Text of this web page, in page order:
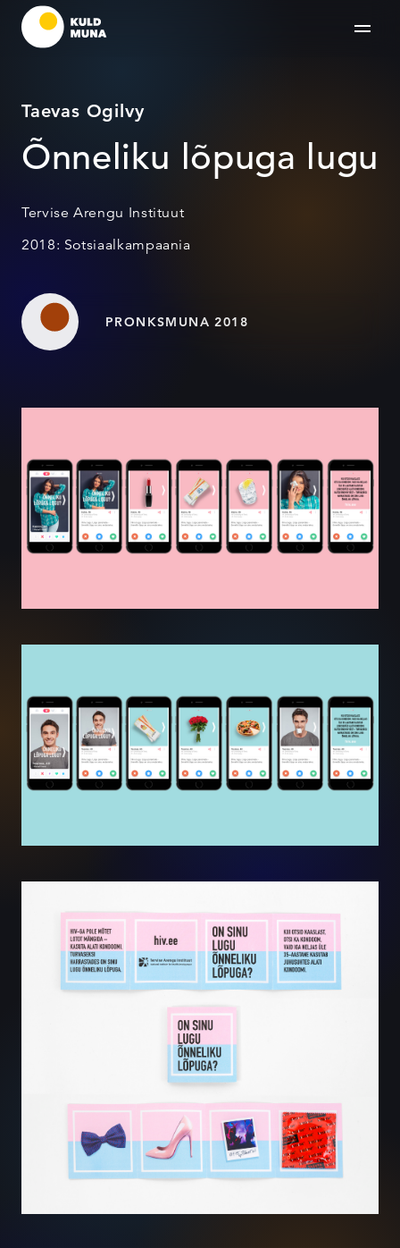
Taevas Ogilvy
Õnneliku lõpuga lugu
Tervise Arengu Instituut
2018: Sotsiaalkampaania
PRONKSMUNA 2018